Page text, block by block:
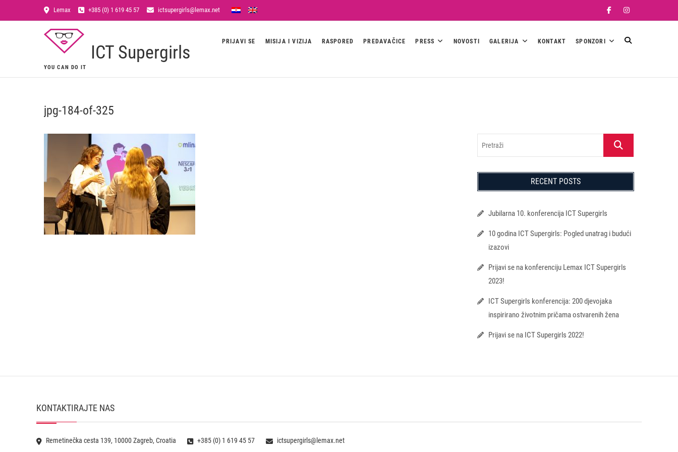
Lemax +385 (0) 1 619 45 57 ictsupergirls@lemax.net FacebookInstagram
ICT Supergirls
YOU CAN DO IT
PRIJAVI SE MISIJA I VIZIJA RASPORED PREDAVAČICE PRESS NOVOSTI GALERIJA KONTAKT SPONZORI
jpg-184-of-325
Pretraži
RECENT POSTS
Jubilarna 10. konferencija ICT Supergirls
10 godina ICT Supergirls: Pogled unatrag i budući
izazovi
Prijavi se na konferenciju Lemax ICT Supergirls
2023!
ICT Supergirls konferencija: 200 djevojaka
inspirirano životnim pričama ostvarenih žena
Prijavi se na ICT Supergirls 2022!
KONTAKTIRAJTE NAS
Remetinečka cesta 139, 10000 Zagreb, Croatia +385 (0) 1 619 45 57 ictsupergirls@lemax.net